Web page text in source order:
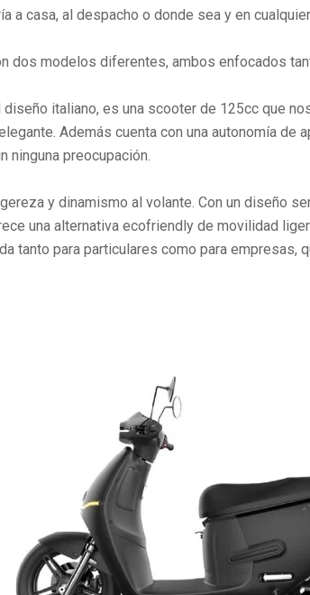
a casa, al despacho o donde sea y en
dos modelos diferentes, ambos enfocados
diseño italiano, es una scooter de 125cc que
Además cuenta con una autonomía de
ninguna preocupación.
y dinamismo al volante. Con un diseño
una alternativa ecofriendly de movilidad
tanto para particulares como para